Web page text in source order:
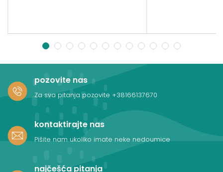
1 2 3 4 5 6 7 8 9 10 11 12
pozovite nas
Za sva pitanja pozovite +38166137670
kontaktirajte nas
Pišite nam ukoliko imate neke nedoumice
najčešća pitanja